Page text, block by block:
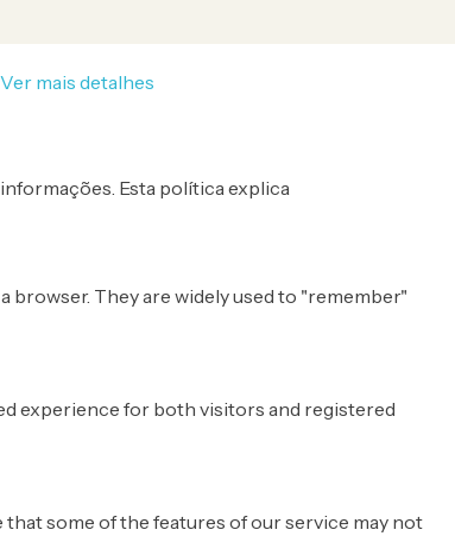
Ver mais detalhes
Esta política explica
They are widely used to "remember"
experience for both visitors and registered
some of the features of our service may not